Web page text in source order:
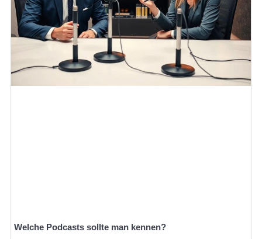
Welche Podcasts sollte man kennen?